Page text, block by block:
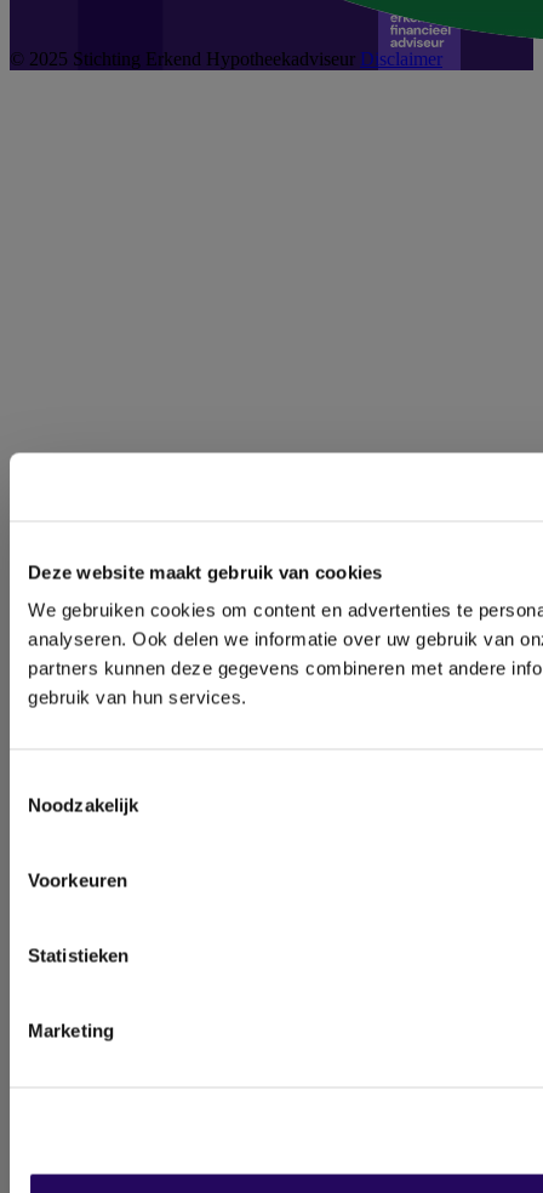
Deze website maakt gebruik van cookies
We gebruiken cookies om content en advertenties te
analyseren. Ook delen we informatie over uw gebruik van
partners kunnen deze gegevens combineren met andere
gebruik van hun services.
Noodzakelijk
Voorkeuren
Statistieken
Marketing
© 2025 Stichting Erkend Hypotheekadviseur Disclaimer